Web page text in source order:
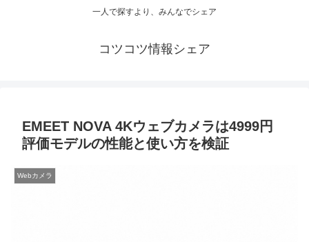
一人で探すより、みんなでシェア
コツコツ情報シェア
EMEET NOVA 4Kウェブカメラは4999円
評価モデルの性能と使い方を検証
Webカメラ